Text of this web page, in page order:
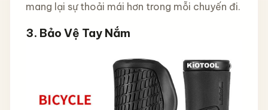
mang lại sự thoải mái hơn trong mỗi chuyến đi.
3. Bảo Vệ Tay Nắm